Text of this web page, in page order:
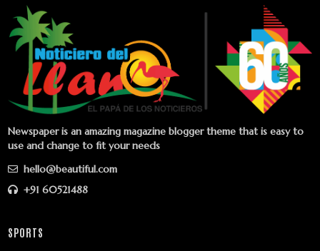
Newspaper is an amazing magazine blogger theme that is easy to
use and change to fit your needs
hello@beautiful.com
+91 60521488
SPORTS